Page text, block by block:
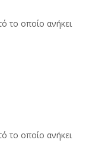
το οποίο ανήκει
το οποίο ανήκει